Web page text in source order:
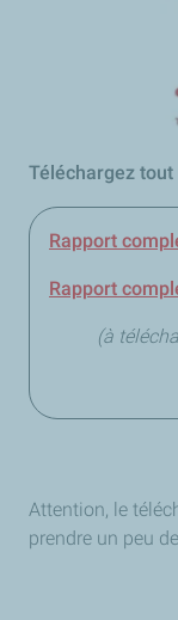
Téléchargez
Rapport
Rapport
(à
Attention, le
prendre un peu